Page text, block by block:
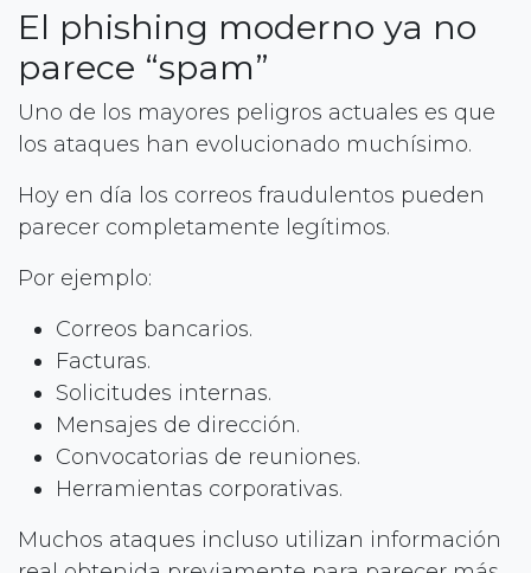
El phishing moderno ya no
parece “spam”
Uno de los mayores peligros actuales es que
los ataques han evolucionado muchísimo.
Hoy en día los correos fraudulentos pueden
parecer completamente legítimos.
Por ejemplo:
Correos bancarios.
Facturas.
Solicitudes internas.
Mensajes de dirección.
Convocatorias de reuniones.
Herramientas corporativas.
Muchos ataques incluso utilizan información